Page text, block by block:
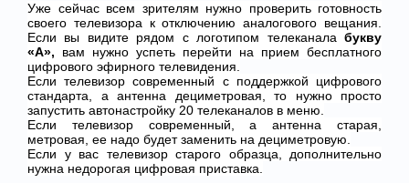
Уже сейчас всем зрителям нужно проверить готовность
своего телевизора к отключению аналогового вещания.
Если вы видите рядом с логотипом телеканала букву
«А», вам нужно успеть перейти на прием бесплатного
цифрового эфирного телевидения.
Если телевизор современный с поддержкой цифрового
стандарта, а антенна дециметровая, то нужно просто
запустить автонастройку 20 телеканалов в меню.
Если телевизор современный, а антенна старая,
метровая, ее надо будет заменить на дециметровую.
Если у вас телевизор старого образца, дополнительно
нужна недорогая цифровая приставка.